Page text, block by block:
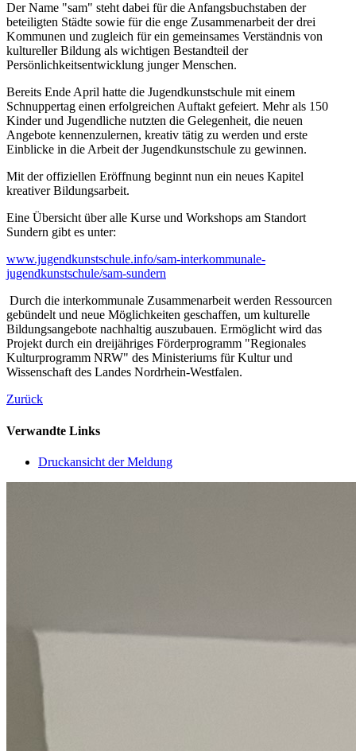
Der Name "sam" steht dabei für die Anfangsbuchstaben der
beteiligten Städte sowie für die enge Zusammenarbeit der drei
Kommunen und zugleich für ein gemeinsames Verständnis von
kultureller Bildung als wichtigen Bestandteil der
Persönlichkeitsentwicklung junger Menschen.
Bereits Ende April hatte die Jugendkunstschule mit einem
Schnuppertag einen erfolgreichen Auftakt gefeiert. Mehr als 150
Kinder und Jugendliche nutzten die Gelegenheit, die neuen
Angebote kennenzulernen, kreativ tätig zu werden und erste
Einblicke in die Arbeit der Jugendkunstschule zu gewinnen.
Mit der offiziellen Eröffnung beginnt nun ein neues Kapitel
kreativer Bildungsarbeit.
Eine Übersicht über alle Kurse und Workshops am Standort
Sundern gibt es unter:
www.jugendkunstschule.info/sam-interkommunale-
jugendkunstschule/sam-sundern
Durch die interkommunale Zusammenarbeit werden Ressourcen
gebündelt und neue Möglichkeiten geschaffen, um kulturelle
Bildungsangebote nachhaltig auszubauen. Ermöglicht wird das
Projekt durch ein dreijähriges Förderprogramm "Regionales
Kulturprogramm NRW" des Ministeriums für Kultur und
Wissenschaft des Landes Nordrhein-Westfalen.
Zurück
Verwandte Links
Druckansicht der Meldung